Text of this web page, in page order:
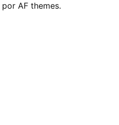
por AF themes.